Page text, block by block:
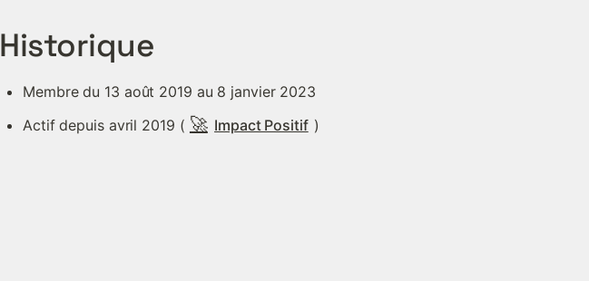
Historique
Membre du 13 août 2019 au 8 janvier 2023
Actif depuis avril 2019 ( 🚀 Impact Positif )